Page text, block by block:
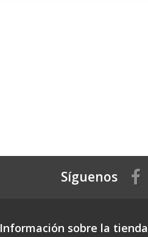
Síguenos
Información sobre la tienda